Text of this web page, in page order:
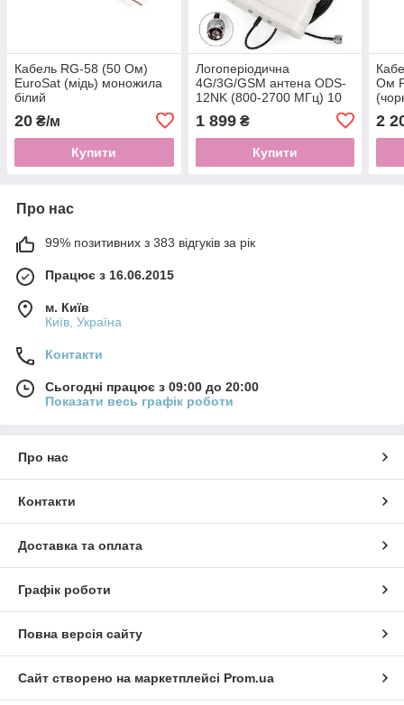
Кабель RG-58 (50 Ом)
EuroSat (мідь) моножила
білий
20 ₴/м
Купити
Логоперіодична
4G/3G/GSM антена ODS-
12NK (800-2700 МГц) 10
дБ + 10м кабеля RG-58 +
N-роз'еми
1 899₴
Купити
Ом
2
Про нас
99% позитивних з 383 відгуків за рік
Працює з 16.06.2015
м. Київ
Київ, Україна
Контакти
Сьогодні працює з 09:00 до 20:00
Показати весь графік роботи
Про нас
Контакти
Доставка та оплата
Графік роботи
Повна версія сайту
Сайт створено на маркетплейсі Prom.ua